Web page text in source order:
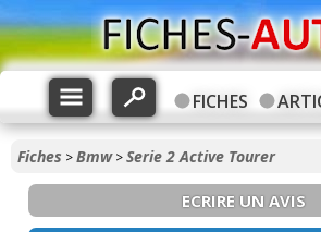
FICHES
Fiches >Bmw>Serie 2 Active Tourer
ECRIRE UN AVIS